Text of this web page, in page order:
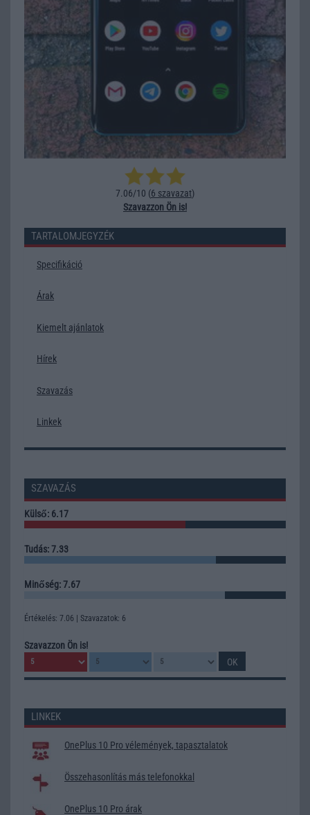
7.06/10 (6 szavazat)
Szavazzon Ön is!
TARTALOMJEGYZÉK
Specifikáció
Árak
Kiemelt ajánlatok
Hírek
Szavazás
Linkek
SZAVAZÁS
Külső: 6.17
Tudás: 7.33
Minőség: 7.67
Értékelés: 7.06 | Szavazatok: 6
Szavazzon Ön is!
LINKEK
OnePlus 10 Pro vélemények, tapasztalatok
Összehasonlítás más telefonokkal
OnePlus 10 Pro árak